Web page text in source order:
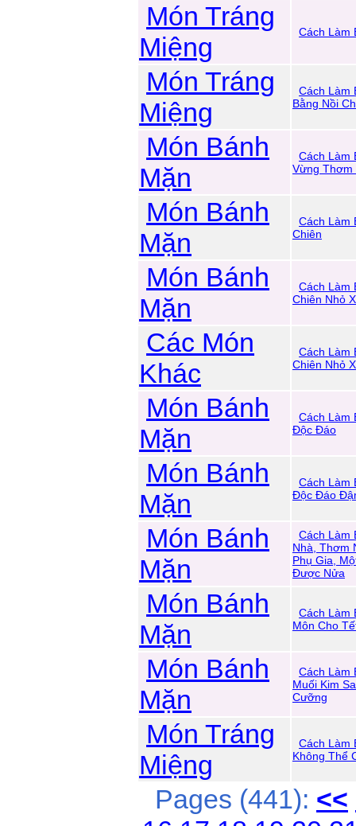
Món Tráng
Miệng
Cách Làm
Món Tráng
Miệng
Cách Làm
Bằng Nồi
Món Bánh
Mặn
Cách Làm
Vừng Thơm
Món Bánh
Mặn
Cách Làm
Chiên
Món Bánh
Mặn
Cách Làm
Chiên Nhỏ
Các Món
Khác
Cách Làm
Chiên Nhỏ
Món Bánh
Mặn
Cách Làm
Độc Đáo
Món Bánh
Mặn
Cách Làm
Độc Đáo
Món Bánh
Mặn
Cách Làm
Nhà, Thơm
Phụ Gia,
Được Nửa
Món Bánh
Mặn
Cách Làm
Môn Cho
Món Bánh
Mặn
Cách Làm
Muối Kim
Cưỡng
Món Tráng
Miệng
Cách Làm
Không Thể
Pages (441): <<